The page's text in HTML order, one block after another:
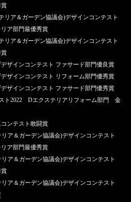
賞
リア＆ガーデン協議会)デザインコンテスト
ア部門最優秀賞
リア＆ガーデン協議会)デザインコンテスト
賞
ザインコンテスト ファサード部門優良賞
ザインコンテスト リフォーム部門優秀賞
ザインコンテスト ファサード部門優秀賞
ト2022 Dエクステリアリフォーム部門 金
ンテスト敢闘賞
ア＆ガーデン協議会)デザインコンテスト
ア部門最優秀賞
ア＆ガーデン協議会)デザインコンテスト
賞
ア＆ガーデン協議会)デザインコンテスト